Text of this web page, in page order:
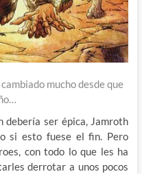
mucho desde que
debería ser épica, Jamroth
si esto fuese el fin. Pero
con todo lo que les ha
derrotar a unos pocos